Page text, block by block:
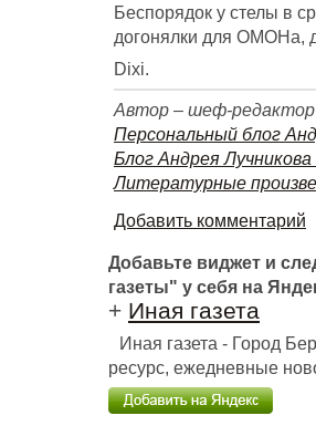
Беспорядок у стелы в
догонялки для ОМОНа,
Dixi.
Автор – шеф-
Персональный блог
Блог Андрея
Литературные
Добавить комментарий
Добавьте виджет и
газеты" у себя на
+ Иная газета
Иная газета - Город
ресурс, ежедневные